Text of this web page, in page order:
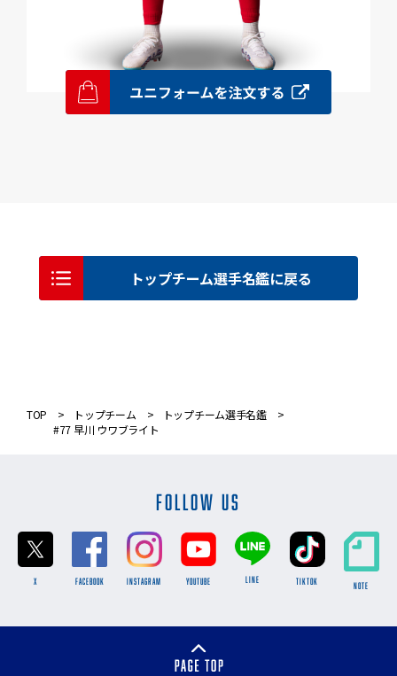
トップチーム選手名鑑に戻る
TOP トップチーム
トップチーム選手名鑑
#77 早川 ウワブライト
FOLLOW US
X FACEBOOK INSTAGRAM YOUTUBE LINE TikTok NOTE